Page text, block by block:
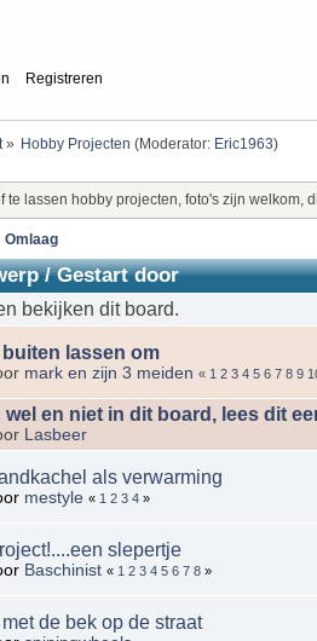
Registreren
» Hobby Projecten (Moderator: Eric1963)
te lassen hobby projecten, foto's zijn welkom,
Omlaag
/Gestart door
bekijken dit board.
lassen om
mark en zijn 3 meiden « 1 2 3 4 5 6 7 8 9
wel en niet in dit board, lees dit
Lasbeer
als verwarming
mestyle « 1 2 3 4 »
slepertje
Baschinist « 1 2 3 4 5 6 7 8 »
de bek op de straat